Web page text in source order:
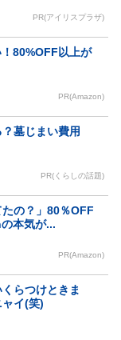
PR(アイリスプラザ)
80%OFF以上が
PR(Amazon)
墓じまい費用
PR(くらしの話題)
たの？」80％OFF
本気が...
PR(Amazon)
らつけときま
イ(笑)